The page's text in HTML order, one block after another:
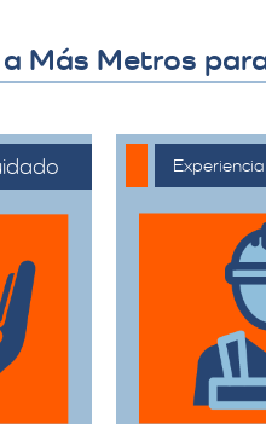
Más Metros
el
extensa
el sector